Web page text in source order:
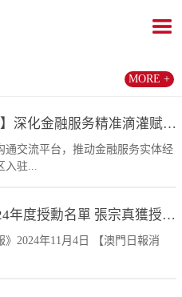
U+创享汇【2025】深化金融服务精准滴灌赋能发展...
通交流平台，推动金融服务实体经
驻...
特區政府公佈2024年度授勳名單 張宗真獲授予專業...
2024年11月4日 【澳門日報消
MORE +